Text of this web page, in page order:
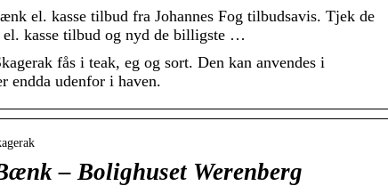
el. kasse tilbud fra Johannes Fog tilbudsavis. Tjek de
el. kasse tilbud og nyd de billigste …
fås i teak, eg og sort. Den kan anvendes i
endda udenfor i haven.
– Bolighuset Werenberg